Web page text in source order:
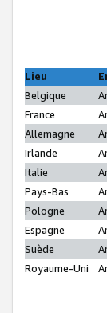
Lieu
Belgique
France
Allemagne
Irlande
Italie
Pays-Bas
Pologne
Espagne
Suède
Royaume-Uni